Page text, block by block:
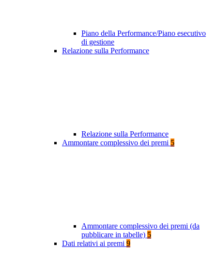
Piano della Performance/Piano esecutivo
di gestione
Relazione sulla Performance
Relazione sulla Performance
Ammontare complessivo dei premi 5
Ammontare complessivo dei premi (da
pubblicare in tabelle) 5
Dati relativi ai premi 9